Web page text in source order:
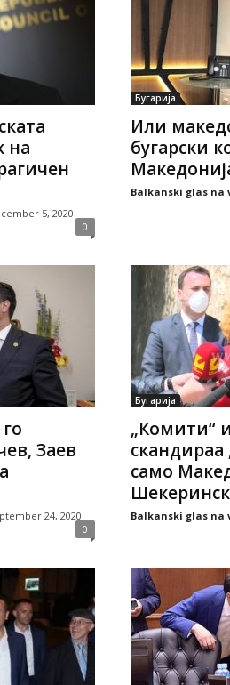
на
5, 2020
0
Бугарија
Или
бугарски
Balkanski glas na
Заев
24, 2020
0
Бугарија
„Комити“
само
Balkanski glas na